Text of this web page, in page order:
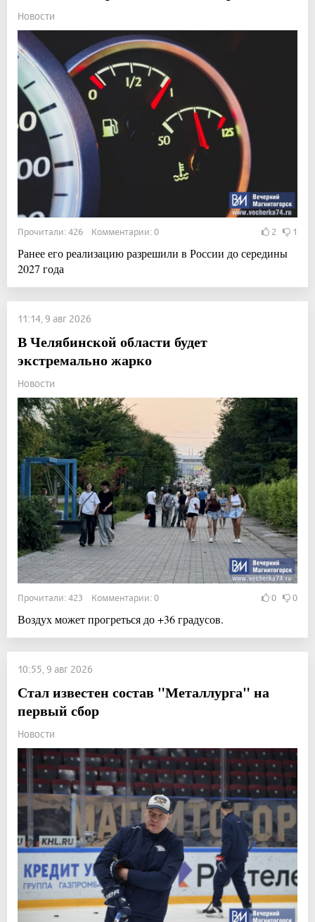
Новости
Прочитали: 426 Комментарии: 0 2 1
Ранее его реализацию разрешили в России до середины
2027 года
11:14, 9 авг 2026
В Челябинской области будет
экстремально жарко
Новости
Прочитали: 423 Комментарии: 0 0 0
Воздух может прогреться до +36 градусов.
10:55, 9 авг 2026
Стал известен состав "Металлурга" на
первый сбор
Новости